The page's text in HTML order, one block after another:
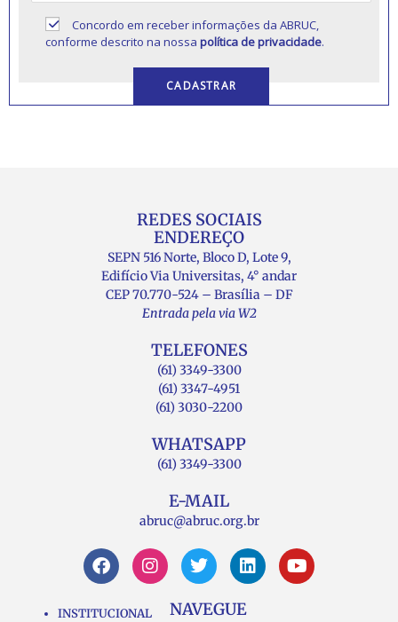
Concordo em receber informações da ABRUC,
conforme descrito na nossapolítica de privacidade.
REDES SOCIAIS
ENDEREÇO
SEPN 516 Norte, Bloco D, Lote 9,
Edifício Via Universitas, 4° andar
CEP 70.770-524 – Brasília – DF
Entrada pela via W2
TELEFONES
(61) 3349-3300
(61) 3347-4951
(61) 3030-2200
WHATSAPP
(61) 3349-3300
E-MAIL
abruc@abruc.org.br
NAVEGUE
INSTITUCIONAL